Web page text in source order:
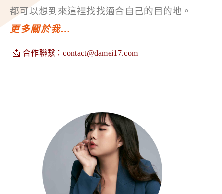
都可以想到來這裡找找適合自己的目的地。
更多關於我…
📩 合作聯繫：contact@damei17.com